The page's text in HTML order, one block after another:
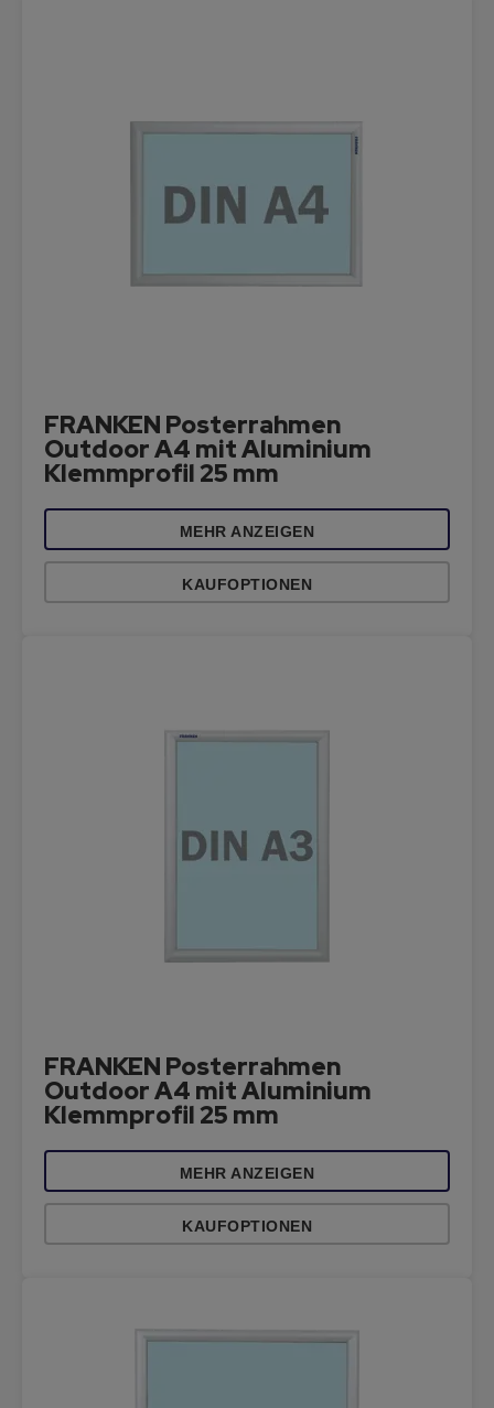
FRANKEN Posterrahmen
Outdoor A4 mit Aluminium
Klemmprofil 25 mm
MEHR ANZEIGEN
KAUFOPTIONEN
FRANKEN Posterrahmen
Outdoor A4 mit Aluminium
Klemmprofil 25 mm
MEHR ANZEIGEN
KAUFOPTIONEN